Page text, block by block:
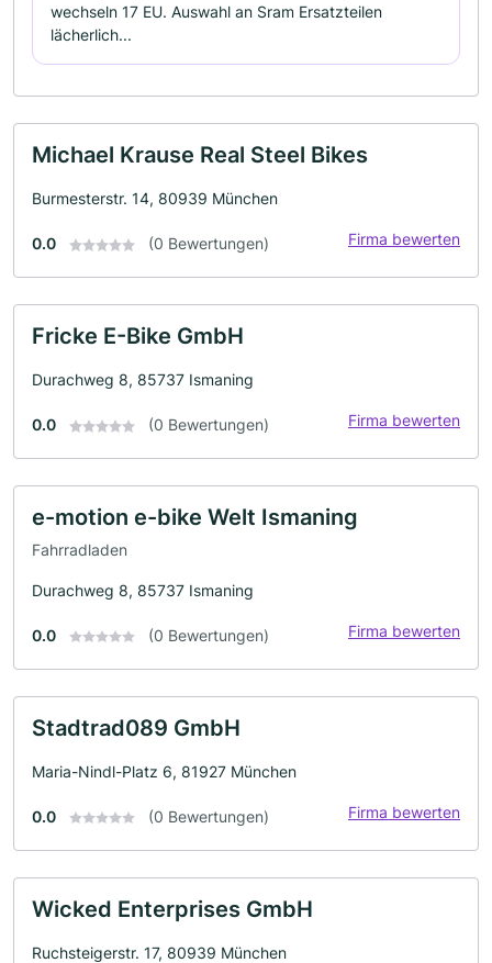
wechseln 17 EU. Auswahl an Sram Ersatzteilen
lächerlich...
Michael Krause Real Steel Bikes
Burmesterstr. 14, 80939 München
0.0 (0 Bewertungen) Firma bewerten
Fricke E-Bike GmbH
Durachweg 8, 85737 Ismaning
0.0 (0 Bewertungen) Firma bewerten
e-motion e-bike Welt Ismaning
Fahrradladen
Durachweg 8, 85737 Ismaning
0.0 (0 Bewertungen) Firma bewerten
Stadtrad089 GmbH
Maria-Nindl-Platz 6, 81927 München
0.0 (0 Bewertungen) Firma bewerten
Wicked Enterprises GmbH
Ruchsteigerstr. 17, 80939 München